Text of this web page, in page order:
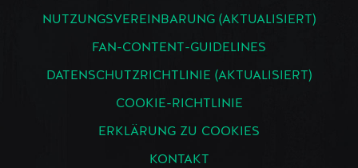
NUTZUNGSVEREINBARUNG (AKTUALISIERT)
FAN-CONTENT-GUIDELINES
DATENSCHUTZRICHTLINIE (AKTUALISIERT)
COOKIE-RICHTLINIE
ERKLÄRUNG ZU COOKIES
KONTAKT